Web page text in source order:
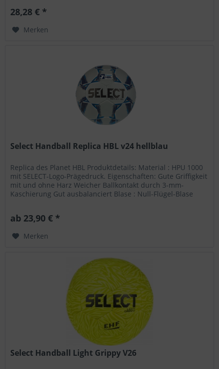
28,28 € *
Merken
Select Handball Replica HBL v24 hellblau
Replica des Planet HBL Produktdetails: Material : HPU 1000
mit SELECT-Logo-Prägedruck. Eigenschaften: Gute Griffigkeit
mit und ohne Harz Weicher Ballkontakt durch 3-mm-
Kaschierung Gut ausbalanciert Blase : Null-Flügel-Blase
ab 23,90 € *
Merken
Select Handball Light Grippy V26